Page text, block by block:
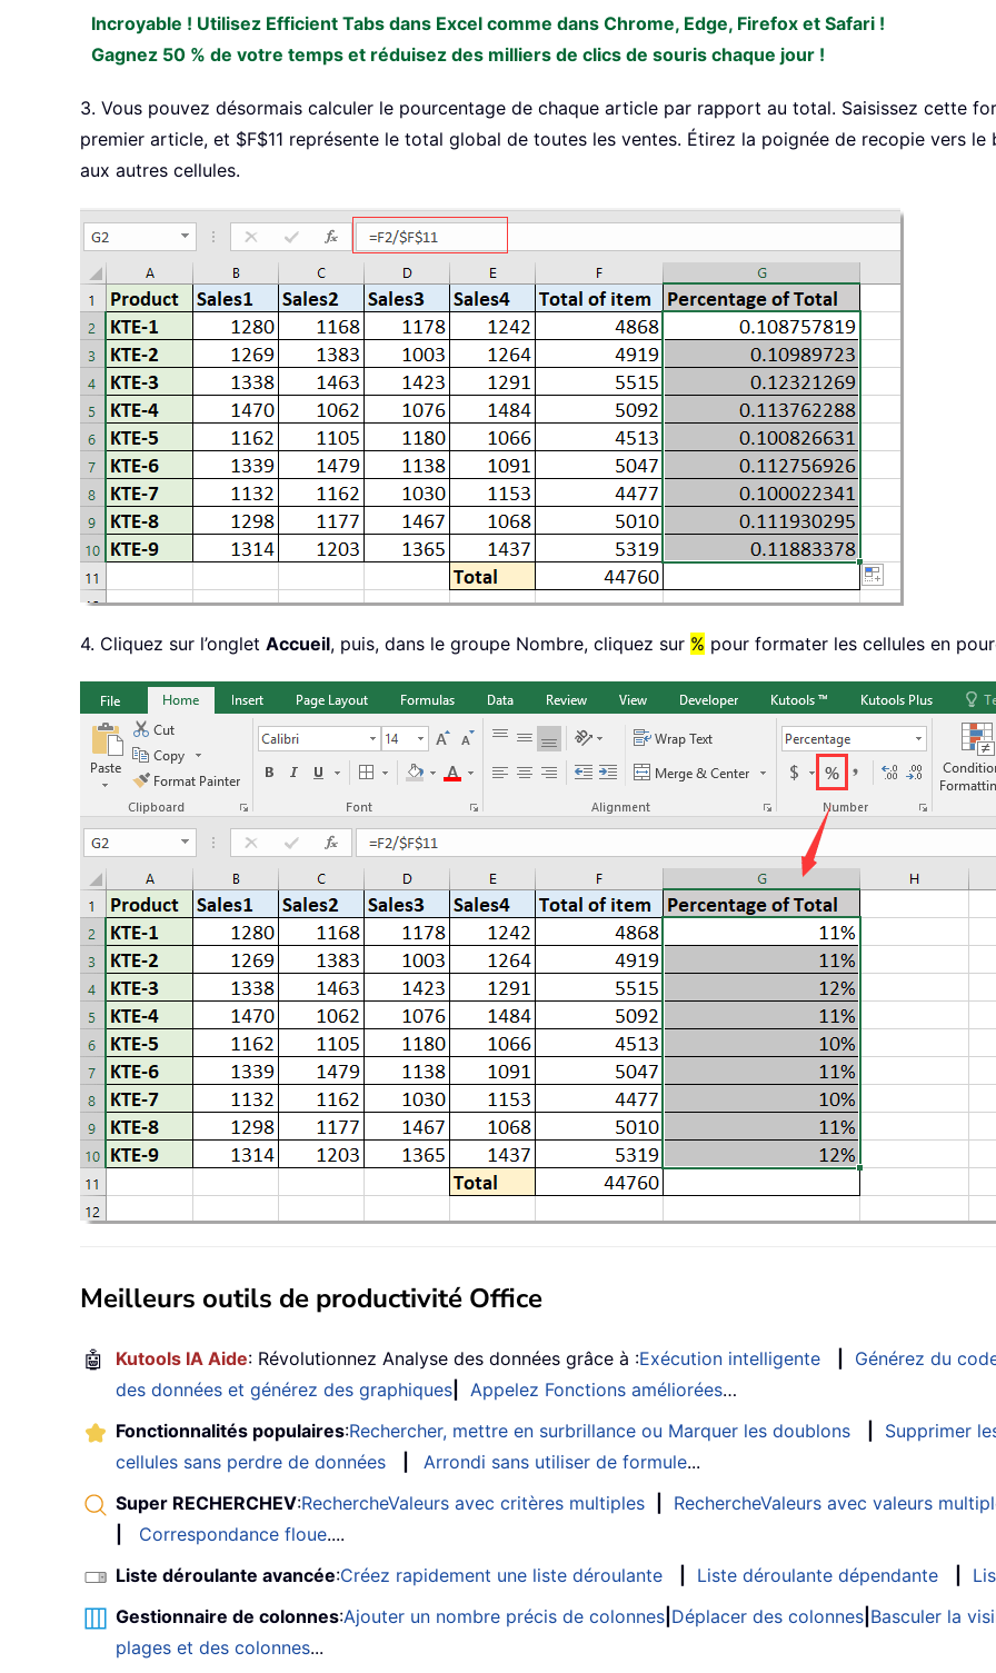
Incroyable ! Utilisez Efficient Tabs dans Excel comme dans Chrome, Edge, Firefox et Safari !
Gagnez 50 % de votre temps et réduisez des milliers de clics de souris chaque jour !
3. Vous pouvez désormais calculer le pourcentage de chaque article par rapport au total. Saisissez cette
premier article, et $F$11 représente le total global de toutes les ventes. Étirez la poignée de recopie vers
aux autres cellules.
4. Cliquez sur l’onglet Accueil, puis, dans le groupe Nombre, cliquez sur % pour formater les cellules en
Meilleurs outils de productivité Office
🤖 Kutools IA Aide: Révolutionnez Analyse des données grâce à :Exécution intelligente Générez du
des données et générez des graphiques
Appelez Fonctions améliorées…
Fonctionnalités populaires:Rechercher, mettre en surbrillance ou Marquer les doublons Supprimer
cellules sans perdre de données
Arrondi sans utiliser de formule...
Super RECHERCHEV:RechercheValeurs avec critères multiples RechercheValeurs avec valeurs
Correspondance floue....
Liste déroulante avancée:Créez rapidement une liste déroulante Liste déroulante dépendante
Gestionnaire de colonnes:Ajouter un nombre précis de colonnes Déplacer des colonnes Basculer la
plages et des colonnes...